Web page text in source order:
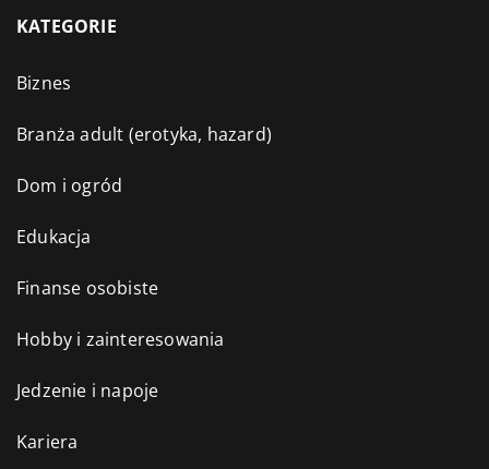
KATEGORIE
Biznes
Branża adult (erotyka, hazard)
Dom i ogród
Edukacja
Finanse osobiste
Hobby i zainteresowania
Jedzenie i napoje
Kariera